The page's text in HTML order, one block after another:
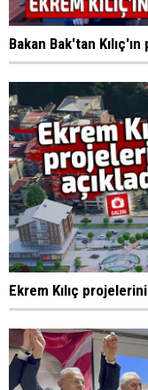
Bakan Bak'tan
Ekrem Kılıç projelerini